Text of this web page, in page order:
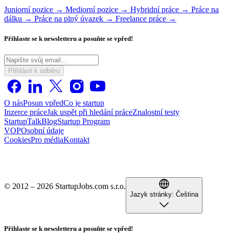
Juniorní pozice → Mediorní pozice → Hybridní práce → Práce na
dálku → Práce na plný úvazek → Freelance práce →
Přihlaste se k newsletteru a posuňte se vpřed!
Přihlásit k odběru
O násPosun vpředCo je startup
Inzerce práceJak uspět při hledání práceZnalostní testy
StartupTalkBlogStartup Program
VOPOsobní údaje
CookiesPro médiaKontakt
© 2012 – 2026 StartupJobs.com s.r.o.
Jazyk stránky: Čeština
Přihlaste se k newsletteru a posuňte se vpřed!